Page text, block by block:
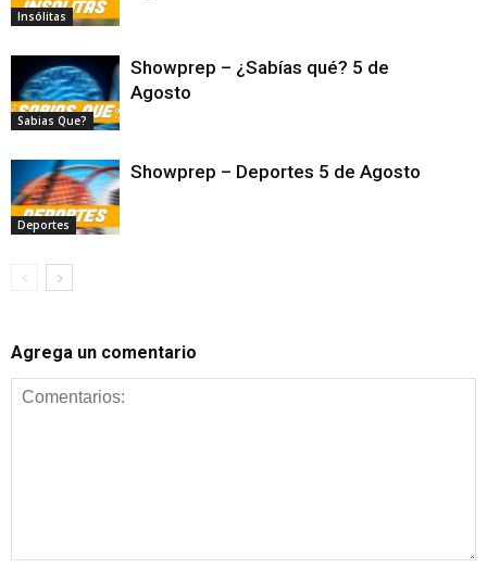
Insólitas
Sabias Que?
Showprep – ¿Sabías qué? 5 de
Agosto
Deportes
Showprep – Deportes 5 de Agosto
Agrega un comentario